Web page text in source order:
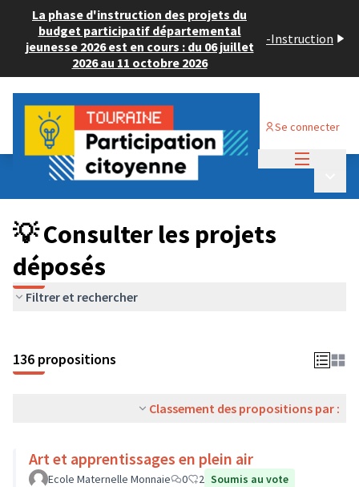
La phase d'instruction des projets du
budget participatif départemental
jeunesse 2026 est en cours : du 06 juillet
2026 au 11 octobre 2026
-Instruction
Se connecter
Budget Participatif JEUNESSE 2024
💡 Consulter les projets déposés
💡 Consulter les projets
déposés
Filtrer et rechercher
136 propositions
Classement des propositions par :
Art et apprentissages en plein air
Ecole Maternelle Monnaie 0 2 Soumis au vote